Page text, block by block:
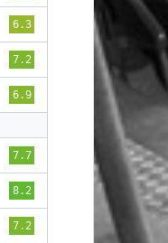
6.3
7.2
6.9
7.7
8.2
7.2